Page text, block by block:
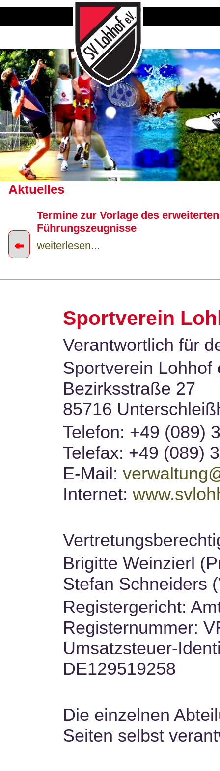
Aktuelles
Termine zur Vorlage des erweiterten
Führungszeugnisse
weiterlesen...
weiterlesen...
←
Sportverein
Verantwortlich für
Sportverein Lohhof
Bezirksstraße 27
85716
Telefon: +49 (089)
Telefax: +49 (089)
E-Mail:
Internet:
Brigitte Weinzierl
Stefan Schneiders
Registergericht:
Registernummer:
Umsatzsteuer-
DE129519258
Die einzelnen
Seiten selbst